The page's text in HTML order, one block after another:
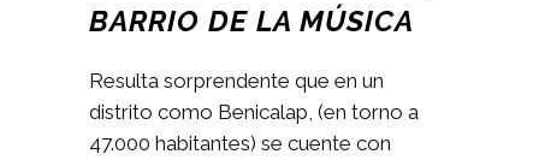
BARRIO DE LA MÚSICA
Resulta sorprendente que en un
distrito como Benicalap, (en torno a
47.000 habitantes) se cuente con